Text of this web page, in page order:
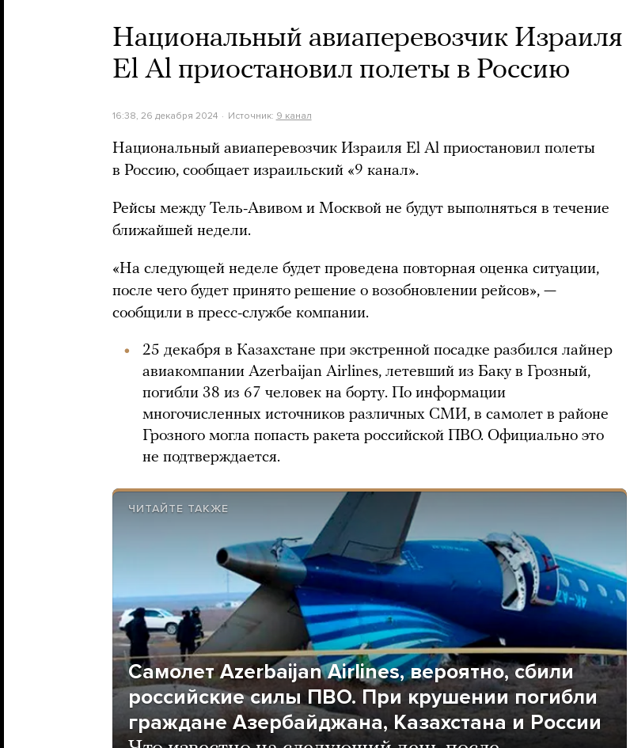
Национальный авиаперевозчик Израиля
El Al приостановил полеты в Россию
16:38, 26 декабря 2024 Источник: 9 канал
Национальный авиаперевозчик Израиля El Al приостановил полеты
в Россию, сообщает израильский «9 канал».
Рейсы между Тель-Авивом и Москвой не будут выполняться в течение
ближайшей недели.
«На следующей неделе будет проведена повторная оценка ситуации,
после чего будет принято решение о возобновлении рейсов», —
сообщили в пресс-службе компании.
25 декабря в Казахстане при экстренной посадке разбился лайнер
авиакомпании Azerbaijan Airlines, летевший из Баку в Грозный,
погибли 38 из 67 человек на борту. По информации
многочисленных источников различных СМИ, в самолет в районе
Грозного могла попасть ракета российской ПВО. Официально это
не подтверждается.
ЧИТАЙТЕ ТАКЖЕ
Самолет Azerbaijan Airlines, вероятно, сбили
российские силы ПВО. При крушении погибли
граждане Азербайджана, Казахстана и России